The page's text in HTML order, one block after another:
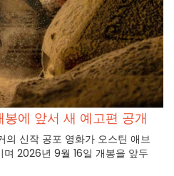
에 앞서 새 예고편 공개
의 신작 공포 영화가 오스틴 애브
2026년 9월 16일 개봉을 앞두